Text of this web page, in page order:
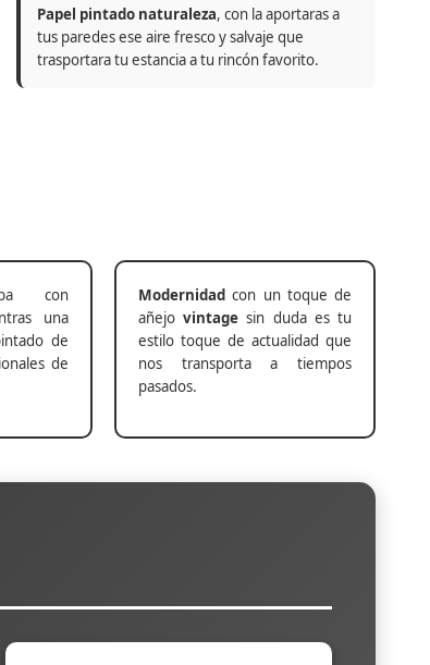
Papel pintado naturaleza, con la aportaras a
tus paredes ese aire fresco y salvaje que
trasportara tu estancia a tu rincón favorito.
con
una
de
de
Modernidad con un toque de
añejovintage sin duda es tu
estilo toque de actualidad que
nos transporta a tiempos
pasados.